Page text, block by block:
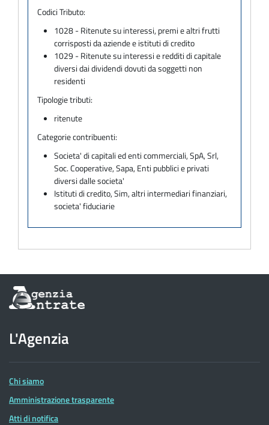
Codici Tributo:
1028 - Ritenute su interessi, premi e altri frutti
corrisposti da aziende e istituti di credito
1029 - Ritenute su interessi e redditi di capitale
diversi dai dividendi dovuti da soggetti non
residenti
Tipologie tributi:
ritenute
Categorie contribuenti:
Societa' di capitali ed enti commerciali, SpA, Srl,
Soc. Cooperative, Sapa, Enti pubblici e privati
diversi dalle societa'
Istituti di credito, Sim, altri intermediari finanziari,
societa' fiduciarie
Informazioni
sul
dell'Agenzia
delle
Entrate
L'Agenzia
Chi siamo
Amministrazione trasparente
Atti di notifica